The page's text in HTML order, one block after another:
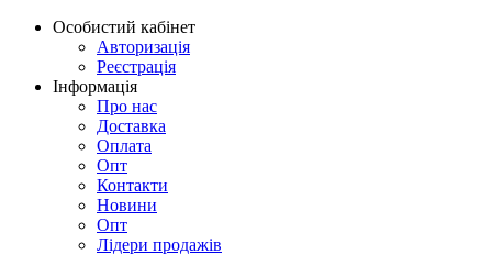
Особистий кабінет
Авторизація
Реєстрація
Інформація
Про нас
Доставка
Оплата
Опт
Контакти
Новини
Опт
Лідери продажів